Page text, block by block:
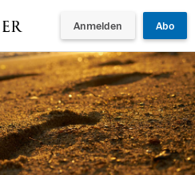
Anmelden Abo